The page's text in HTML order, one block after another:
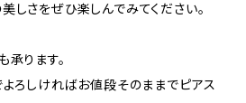
しさをぜひ楽しんでみてください。
承ります。
よろしければお値段そのままでピアス